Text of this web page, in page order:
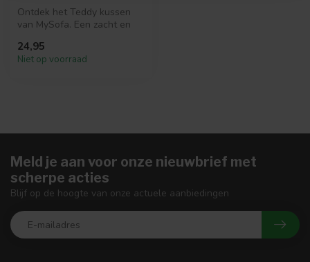
Ontdek het Teddy kussen
van MySofa. Een zacht en
gemaakt van...
24,95
Niet op voorraad
Meld je aan voor onze nieuwbrief met
scherpe acties
Blijf op de hoogte van onze actuele aanbiedingen